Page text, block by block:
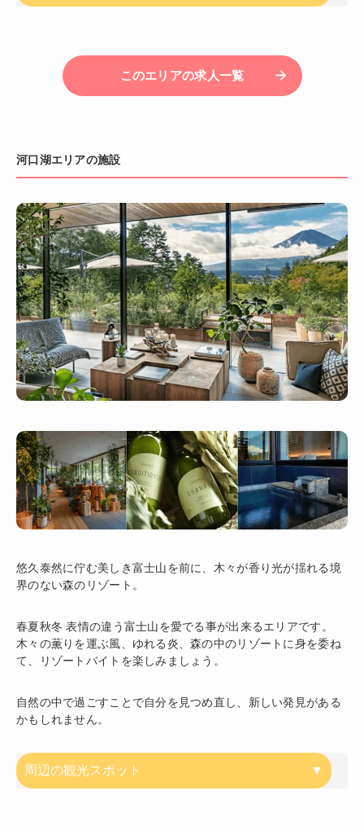
このエリアの求人一覧
河口湖エリアの施設
悠久泰然に佇む美しき富士山を前に、木々が香り光が揺れる境
界のない森のリゾート。
春夏秋冬 表情の違う富士山を愛でる事が出来るエリアです。
木々の薫りを運ぶ風、ゆれる炎、森の中のリゾートに身を委ね
て、リゾートバイトを楽しみましょう。
自然の中で過ごすことで自分を見つめ直し、新しい発見がある
かもしれません。
周辺の観光スポット